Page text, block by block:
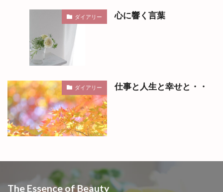
ダイアリー 心に響く言葉
ダイアリー 仕事と人生と幸せと・・
The Essence of Beauty